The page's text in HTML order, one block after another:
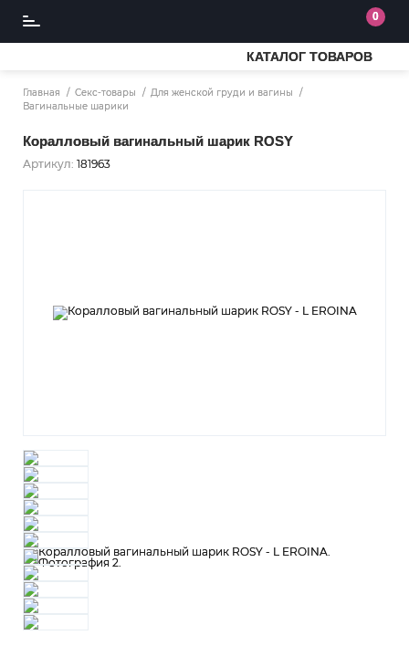
0
КАТАЛОГ ТОВАРОВ
Главная Секс-товары
Для женской груди и вагины
Вагинальные шарики
Коралловый вагинальный шарик ROSY
Артикул: 181963